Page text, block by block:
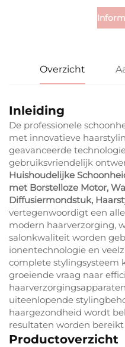
Overzicht
Inleiding
De professionele
met innovatieve
geavanceerde
gebruiksvriendelijk
Huishoudelijke
met Borstelloze Motor,
Diffusiermondstuk,
vertegenwoordigt een
modern haarverzorging,
salonkwaliteit worden
ionentechnologie en
complete stylingsysteem
groeiende vraag naar
uiteenlopende
haargezondheid wordt
resultaten worden
Productoverzicht